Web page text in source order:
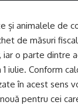
și animalele de
de măsuri
iar o parte dintre
1 iulie. Conform
în acest sens
pentru cei